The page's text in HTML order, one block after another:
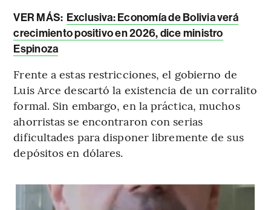
VER MÁS: Exclusiva: Economía de Bolivia verá
crecimiento positivo en 2026, dice ministro
Espinoza
Frente a estas restricciones, el gobierno de
Luis Arce descartó la existencia de un corralito
formal. Sin embargo, en la práctica, muchos
ahorristas se encontraron con serias
dificultades para disponer libremente de sus
depósitos en dólares.